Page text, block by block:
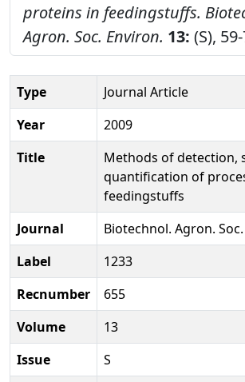
proteins in feedingstuffs.
Agron. Soc. Environ. 13: (S),
Type
Journal Article
Year
2009
Title
Methods of detection,
quantification of
feedingstuffs
Journal
Biotechnol. Agron.
Label
1233
Recnumber
655
Volume
13
Issue
S